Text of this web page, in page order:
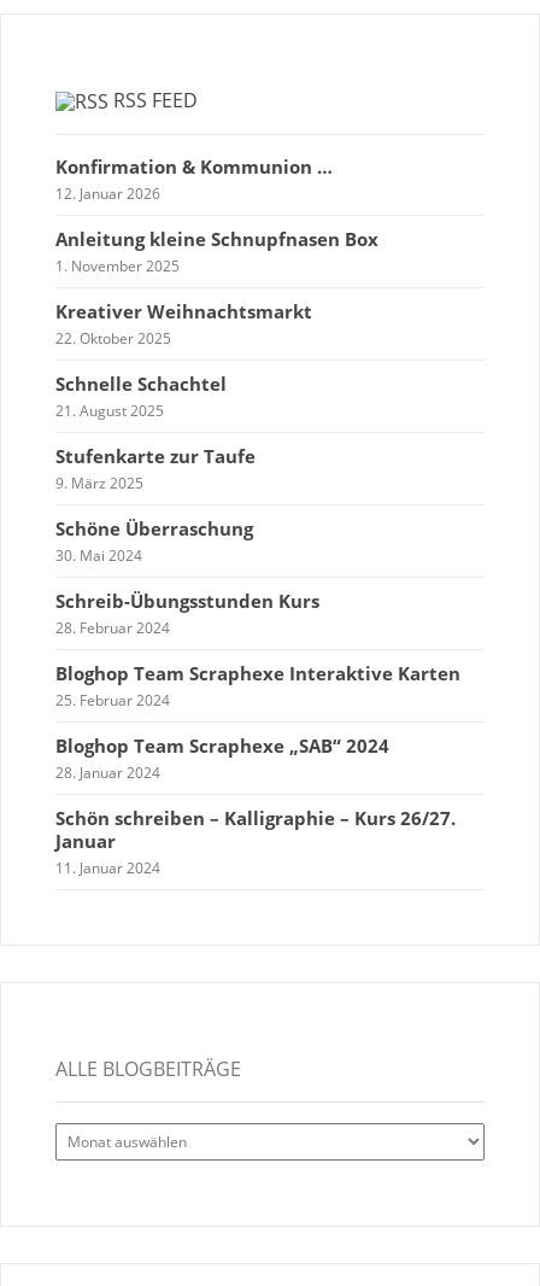
RSS FEED
Konfirmation & Kommunion …
12. Januar 2026
Anleitung kleine Schnupfnasen Box
1. November 2025
Kreativer Weihnachtsmarkt
22. Oktober 2025
Schnelle Schachtel
21. August 2025
Stufenkarte zur Taufe
9. März 2025
Schöne Überraschung
30. Mai 2024
Schreib-Übungsstunden Kurs
28. Februar 2024
Bloghop Team Scraphexe Interaktive Karten
25. Februar 2024
Bloghop Team Scraphexe „SAB“ 2024
28. Januar 2024
Schön schreiben – Kalligraphie – Kurs 26/27.
Januar
11. Januar 2024
ALLE BLOGBEITRÄGE
Alle
Blogbeiträge